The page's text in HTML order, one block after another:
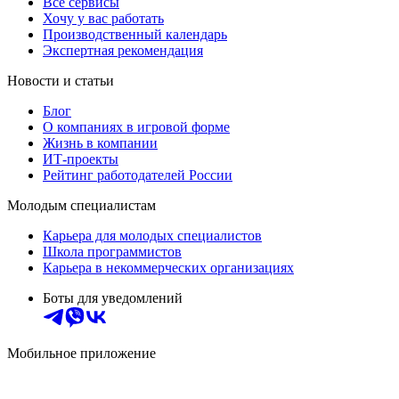
Хочу у вас работать
Производственный календарь
Экспертная рекомендация
Новости и статьи
Блог
О компаниях в игровой форме
Жизнь в компании
ИТ-проекты
Рейтинг работодателей России
Молодым специалистам
Карьера для молодых специалистов
Школа программистов
Карьера в некоммерческих организациях
Боты для уведомлений
Мобильное приложение